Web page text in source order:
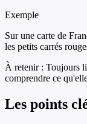
Exemple
Sur une carte de
les petits carrés
À retenir : Toujours
comprendre ce
Les points